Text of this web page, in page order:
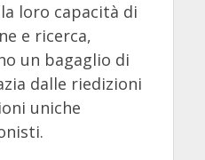
loro capacità di
e ricerca,
un bagaglio di
dalle riedizioni
uniche